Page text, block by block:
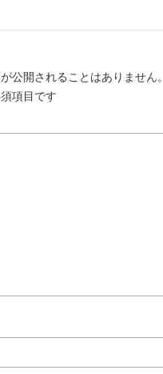
公開されることはありません。
項目です